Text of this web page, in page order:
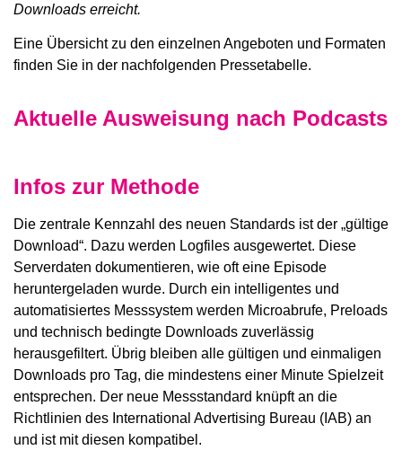
Downloads erreicht.
Eine Übersicht zu den einzelnen Angeboten und Formaten
finden Sie in der nachfolgenden Pressetabelle.
Aktuelle Ausweisung nach Podcasts
Infos zur Methode
Die zentrale Kennzahl des neuen Standards ist der „gültige
Download“. Dazu werden Logfiles ausgewertet. Diese
Serverdaten dokumentieren, wie oft eine Episode
heruntergeladen wurde. Durch ein intelligentes und
automatisiertes Messsystem werden Microabrufe, Preloads
und technisch bedingte Downloads zuverlässig
herausgefiltert. Übrig bleiben alle gültigen und einmaligen
Downloads pro Tag, die mindestens einer Minute Spielzeit
entsprechen. Der neue Messstandard knüpft an die
Richtlinien des International Advertising Bureau (IAB) an
und ist mit diesen kompatibel.